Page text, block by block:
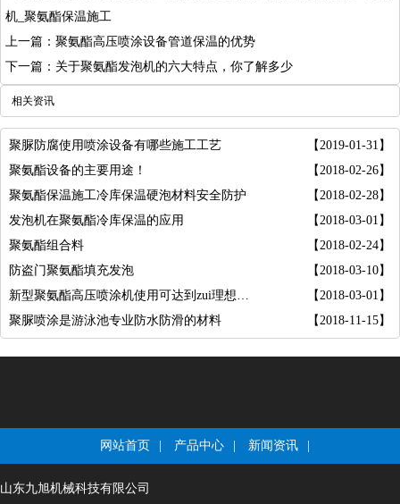
机_聚氨酯保温施工
上一篇：聚氨酯高压喷涂设备管道保温的优势
下一篇：关于聚氨酯发泡机的六大特点，你了解多少
相关资讯
聚脲防腐使用喷涂设备有哪些施工工艺
【2019-01-31】
聚氨酯设备的主要用途！
【2018-02-26】
聚氨酯保温施工冷库保温硬泡材料安全防护
【2018-02-28】
发泡机在聚氨酯冷库保温的应用
【2018-03-01】
聚氨酯组合料
【2018-02-24】
防盗门聚氨酯填充发泡
【2018-03-10】
新型聚氨酯高压喷涂机使用可达到zui理想效果
【2018-03-01】
聚脲喷涂是游泳池专业防水防滑的材料
【2018-11-15】
网站首页 产品中心 新闻资讯
山东九旭机械科技有限公司